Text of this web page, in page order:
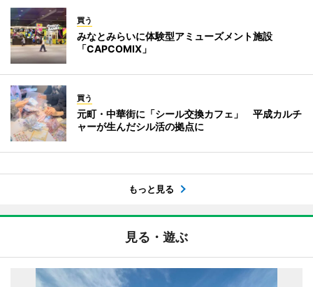
買う
みなとみらいに体験型アミューズメント施設
「CAPCOMIX」
買う
元町・中華街に「シール交換カフェ」 平成カルチ
ャーが生んだシル活の拠点に
もっと見る
見る・遊ぶ